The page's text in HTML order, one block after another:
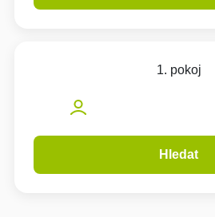
1. pokoj
Hledat